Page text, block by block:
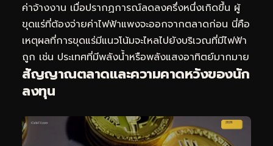
ค่าจ้างงาน เมื่อปรากฏการณ์ลดลงครึ่งหนึ่งเกิดขึ้น ผู้
ขุดแร่ที่ต้องจ่ายค่าไฟฟ้าแพงจะออกจากตลาดก่อน นี่คือ
เหตุผลที่การขุดแร่มีแนวโน้มจะไหลไปยังบริเวณที่มีไฟฟ้า
ถูก เช่น ประเทศที่มีพลังน้ำหรือพลังแสงอาทิตย์มากมาย
สัญญาณตลาดและความคาดหวังของนัก
ลงทุน